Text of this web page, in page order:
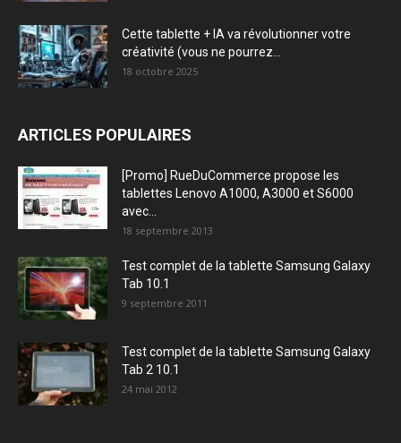
Cette tablette + IA va révolutionner votre
créativité (vous ne pourrez...
18 octobre 2025
ARTICLES POPULAIRES
[Promo] RueDuCommerce propose les
tablettes Lenovo A1000, A3000 et S6000
avec...
18 septembre 2013
Test complet de la tablette Samsung Galaxy
Tab 10.1
9 septembre 2011
Test complet de la tablette Samsung Galaxy
Tab 2 10.1
24 mai 2012